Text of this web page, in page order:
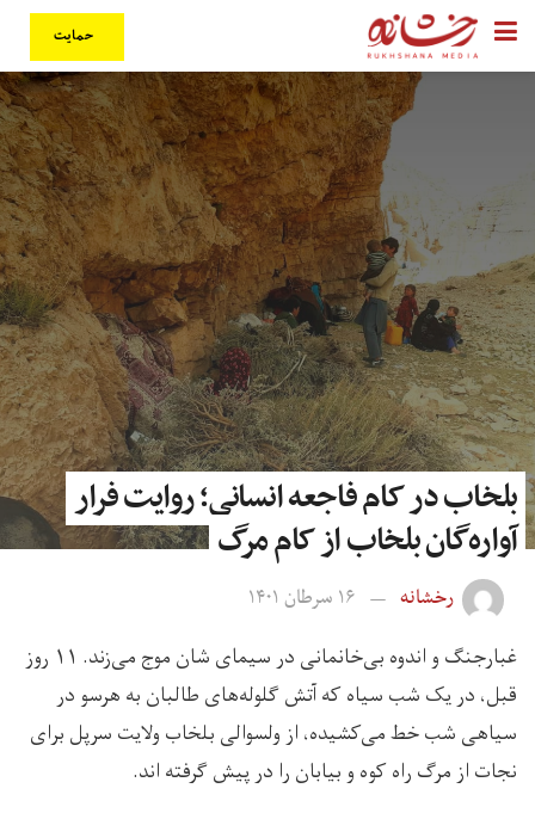
حمایت
بلخاب در کام فاجعه انسانی؛ روایت فرار
آواره‌گان بلخاب از کام مرگ
رخشانه ۱۶ سرطان ۱۴۰۱
غبارجنگ و اندوه بی‌خانمانی در سیمای شان موج می‌زند. ۱۱ روز
قبل، در یک شب سیاه که آتش گلوله‌های طالبان به هرسو در
سیاهی شب خط می‌کشیده، از ولسوالی بلخاب ولایت سرپل برای
نجات از مرگ راه کوه و بیابان را در پیش گرفته اند.